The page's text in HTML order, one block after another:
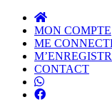
MON COMPTE
ME
CONTACT